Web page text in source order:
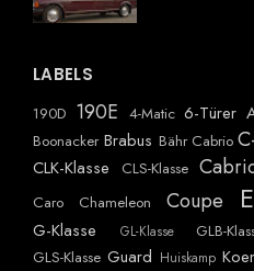
LABELS
190D 190E 4-Matic 6-Türer
Boonacker Brabus Bähr Cabrio
CLK-Klasse CLS-Klasse
Caro
Chameleon Coupe
G-Klasse GL-Klasse GLB-
GLS-Klasse Guard Huiskamp